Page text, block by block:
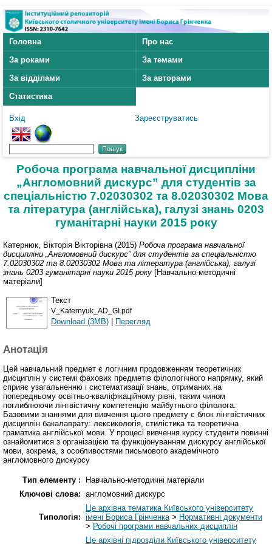
Головна
Про нас
За роками
За темами
За відділами
За авторами
Статистика
Вхід Зареєструватись
Робоча програма навчальної дисципліни
„Англомовний дискурс” для студентів за
спеціальністю 7.02030302 та 8.02030302 Мова
та література (англійська), галузі знань 0203
гуманітарні науки 2015 року
Катернюк, Вікторія Вікторівна (2015) Робоча програма навчальної
дисципліни „Англомовний дискурс” для студентів за спеціальністю
7.02030302 та 8.02030302 Мова та література (англійська), галузі
знань 0203 гуманітарні науки 2015 року [Навчально-методичні
матеріали]
Текст
V_Katernyuk_AD_GI.pdf
Download (3MB) | Перегляд
Анотація
Цей навчальний предмет є логічним продовженням теоретичних
дисциплін у системі фахових предметів філологічного напрямку, який
сприяє узагальненню і систематизації знань, отриманих на
попередньому освітньо-кваліфікаційному рівні, таким чином
поглиблюючи лінгвістичну компетенцію майбутнього філолога.
Базовими знаннями для вивчення цього предмету є блок лінгвістичних
дисциплін бакалаврату: лексикологія, стилістика та теоретична
граматика англійської мови. У процесі вивчення курсу студенти повинні
ознайомитися з організацією та функціонуванням дискурсу англійської
мови, зокрема, з особливостями письмового академічного
англомовного дискурсу
Тип елементу :
Навчально-методичні матеріали
Ключові слова: англомовний дискурс
Типологія:
Це архівна тематика Київського університету
імені Бориса Грінченка> Нормативні документи
> Робочі програми навчальних дисциплін
Це архівні підрозділи Київського університету